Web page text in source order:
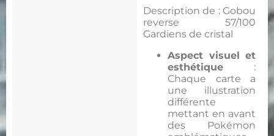
Description de : Gobou
reverse 57/100
Gardiens de cristal
Aspect visuel et
esthétique :
Chaque carte a
une illustration
différente
mettant en avant
des Pokémon